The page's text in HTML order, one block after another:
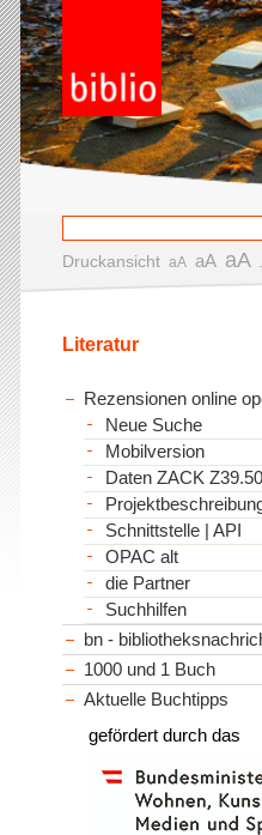
Druckansicht aA aA aA
Literatur
Rezensionen online
Neue Suche
Mobilversion
Daten ZACK Z39.50
Schnittstelle | API
OPAC alt
die Partner
Suchhilfen
bn -
1000 und 1 Buch
Aktuelle Buchtipps
gefördert durch das